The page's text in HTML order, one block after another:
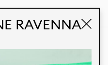
RAVENNA